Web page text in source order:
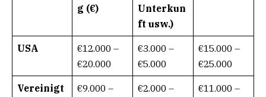
g (€)
Unterkun
ft usw.)
USA
€12.000 –
€20.000
€3.000 –
€5.000
€15.000 –
€25.000
Vereinigt
€9.000 –
€2.000 –
€11.000 –